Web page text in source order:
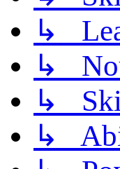
↳
↳
↳
↳